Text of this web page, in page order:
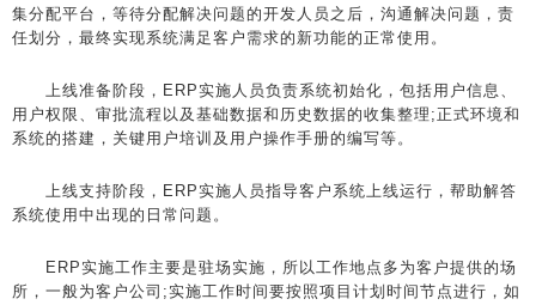
集分配平台，等待分配解决问题的开发人员之后，沟通解决问题，责
任划分，最终实现系统满足客户需求的新功能的正常使用。
上线准备阶段，ERP实施人员负责系统初始化，包括用户信息、
用户权限、审批流程以及基础数据和历史数据的收集整理;正式环境和
系统的搭建，关键用户培训及用户操作手册的编写等。
上线支持阶段，ERP实施人员指导客户系统上线运行，帮助解答
系统使用中出现的日常问题。
ERP实施工作主要是驻场实施，所以工作地点多为客户提供的场
所，一般为客户公司;实施工作时间要按照项目计划时间节点进行，如